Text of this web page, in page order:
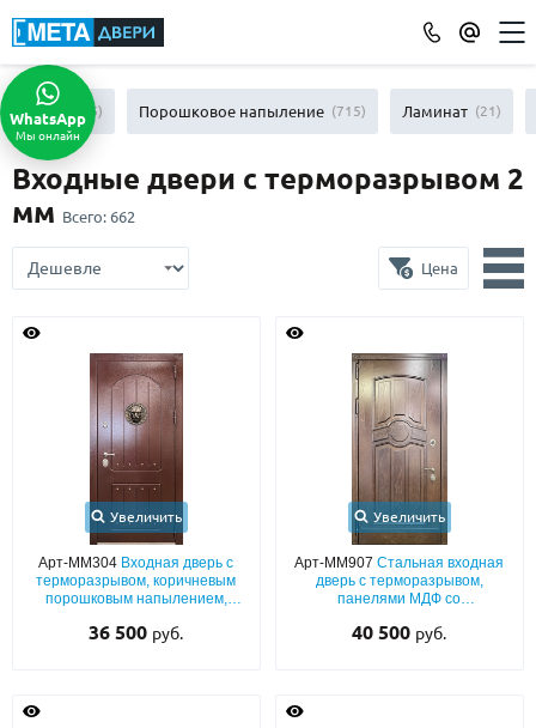
КАТАЛОГ ДВЕРЕЙ
ПО ОТДЕЛКЕ
МДФ(865)
Порошковое напыление
Ламинат(21)
Массив(52)
МДФ шпон(119)
С зеркалом(13)
С выдавленным рисунком
С металлобагетом
С геометрическим рисунком
С реечным дизайном(29)
ПО НАЗНАЧЕНИЮ
ПО ОСОБЕННОСТЯМ
МДФ (865) Порошковое напыление (715) Ламинат (21)
Входные двери с терморазрывом 2
мм Всего: 662
Цена
Увеличить
Арт-ММ304 Входная дверь с
терморазрывом, коричневым
порошковым напылением,
металле
36 500 руб.
Увеличить
Арт-ММ907Стальная входная
дверь с терморазрывом,
панелями МДФ со
40 500 руб.
WhatsApp
Мы онлайн